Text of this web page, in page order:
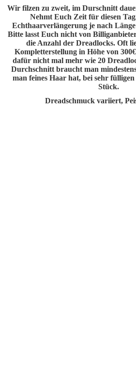
Wir filzen zu zweit, im Durschnitt
Nehmt Euch Zeit für diesen
Echthaarverlängerung je nach
Bitte lasst Euch nicht von
die Anzahl der Dreadlocks. Oft
Kompletterstellung in Höhe von
dafür nicht mal mehr wie 20
Durchschnitt braucht man
man feines Haar hat, bei sehr
Stück.
Dreadschmuck variiert,